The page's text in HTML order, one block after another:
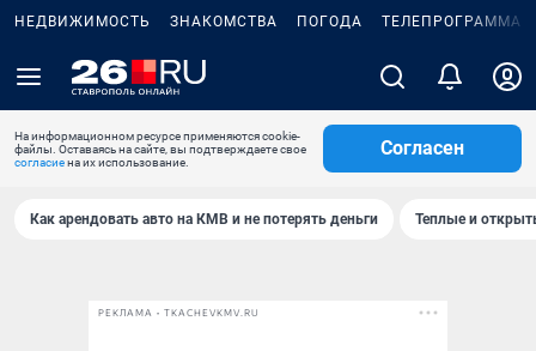
НЕДВИЖИМОСТЬ ЗНАКОМСТВА ПОГОДА ТЕЛЕПРОГРАММА
На информационном ресурсе применяются cookie-
файлы. Оставаясь на сайте, вы подтверждаете свое
согласиена их использование.
Согласен
Как арендовать авто на КМВ и не потерять деньги Теплые и
РЕКЛАМА • TKACHEVKMV.RU